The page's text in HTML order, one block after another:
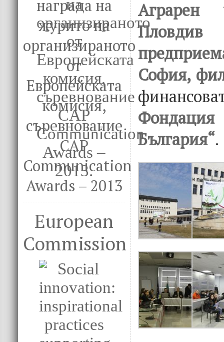
награда на
журито на
организираното
от
Европейската
комисия,
съревнование
CAP
Communication
Awards – 2013
European
Commission
Аграрен
Пловдив
София,
България“.